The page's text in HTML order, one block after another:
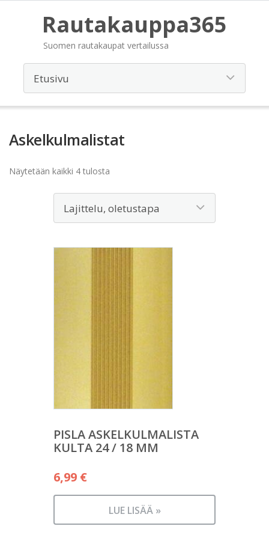
Rautakauppa365
Suomen rautakaupat vertailussa
Askelkulmalistat
Näytetään kaikki 4 tulosta
PISLA ASKELKULMALISTA
KULTA 24 / 18 MM
6,99 €
LUE LISÄÄ »